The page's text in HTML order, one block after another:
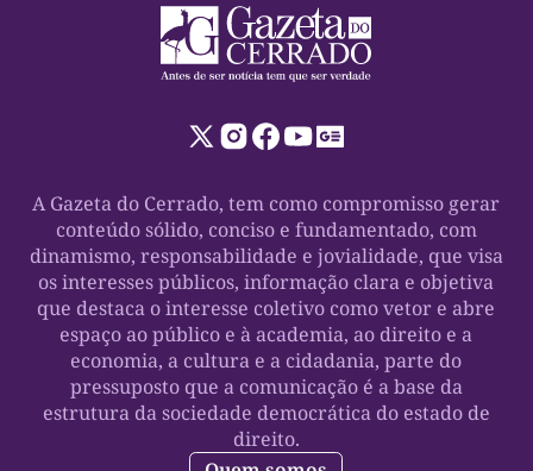
A Gazeta do Cerrado, tem como compromisso gerar
conteúdo sólido, conciso e fundamentado, com
dinamismo, responsabilidade e jovialidade, que visa
os interesses públicos, informação clara e objetiva
que destaca o interesse coletivo como vetor e abre
espaço ao público e à academia, ao direito e a
economia, a cultura e a cidadania, parte do
pressuposto que a comunicação é a base da
estrutura da sociedade democrática do estado de
direito.